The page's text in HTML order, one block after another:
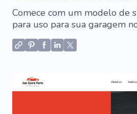
Comece com um modelo de
para uso para sua garagem